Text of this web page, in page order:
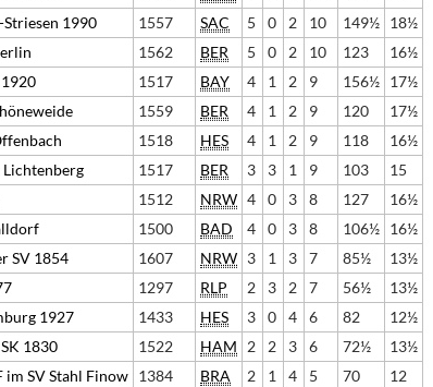
Striesen 1990 1557 SAC 5 0 2 10 149½ 18½
1562 BER 5 0 2 10 123
16½
1517 BAY 4 1 2 9 156½ 17½
1559 BER 4 1 2 9 120
17½
1518 HES 4 1 2 9 118
16½
Lichtenberg 1517 BER 3 3 1 9 103
15
1512 NRW 4 0 3 8 127
16½
1500 BAD 4 0 3 8 106½ 16½
SV 1854 1607 NRW 3 1 3 7 85½
13½
1297 RLP 2 3 2 7 56½
13½
1927 1433 HES 3 0 4 6 82
12½
1830 1522 HAM 2 2 3 6 72½
13½
im SV Stahl Finow 1384 BRA 2 1 4 5 70
12